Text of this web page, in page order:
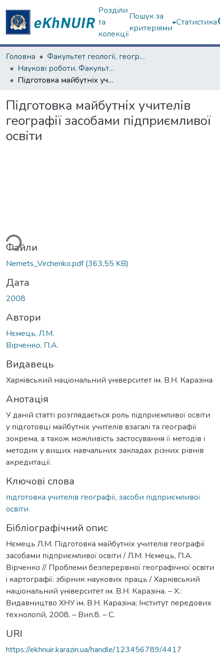
Розділи
та
колекції
Пошук за
критеріями
Статистика
Головна
Факультет геології, географіії, рекреації і туризму
Наукові роботи. Факультет геології, географіії, рекреації і туризму
Підготовка майбутніх учителів географії засобами підприємливої освіти
Підготовка майбутніх учителів
географії засобами підприємливої
освіти
Файли
Nemets_Virchenko.pdf(363,55 KB)
Дата
2008
Автори
Нємець, Л.М.
Вірченко, П.А.
Видавець
Харкiвський нацiональний унiверситет iм. В.Н. Каразiна
Анотація
У даній статті розглядається роль підприємливої освіти
у підготовці майбутніх учителів взагалі та географії
зокрема, а також можливість застосування її методів і
методик у вищих навчальних закладах різних рівнів
акредитації.
Ключові слова
підготовка учителів географії, засоби підприємливої
освіти
Бібліографічний опис
Нємець Л.М. Підготовка майбутніх учителів географії
засобами підприємливої освіти / Л.М. Нємець, П.А.
Вірченко // Проблеми безперервної географiчної освiти
i картографiї: збiрник наукових праць / Харкiвський
нацiональний унiверситет iм. В.Н. Каразiна. – Х.:
Видавництво ХНУ iм. В.Н. Каразiна; Iнститут передових
технологiй, 2008. – Вип.8. – С.
URI
https://ekhnuir.karazin.ua/handle/123456789/4417